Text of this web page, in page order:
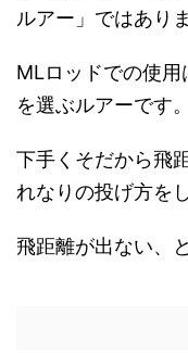
ルアー」ではあり
MLロッドでの使
を選ぶルアーです。
下手くそだから飛
れなりの投げ方を
飛距離が出ない、